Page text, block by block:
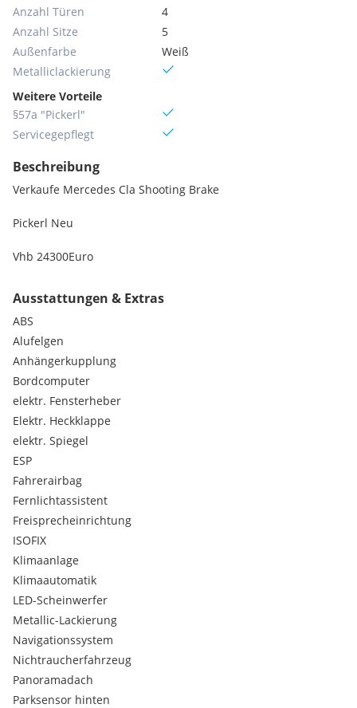
Anzahl Türen
4
Anzahl Sitze
5
Außenfarbe
Weiß
Metallic­lackierung
Weitere Vorteile
§57a "Pickerl"
Servicegepflegt
Beschreibung
Verkaufe Mercedes Cla Shooting Brake
Pickerl Neu
Vhb 24300Euro
Ausstattungen & Extras
ABS
Alufelgen
Anhängerkupplung
Bordcomputer
elektr. Fensterheber
Elektr. Heckklappe
elektr. Spiegel
ESP
Fahrerairbag
Fernlichtassistent
Freisprecheinrichtung
ISOFIX
Klimaanlage
Klimaautomatik
LED-Scheinwerfer
Metallic-Lackierung
Navigationssystem
Nichtraucherfahrzeug
Panoramadach
Parksensor hinten